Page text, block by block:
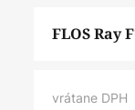
FLOS Ray
vrátane DPH